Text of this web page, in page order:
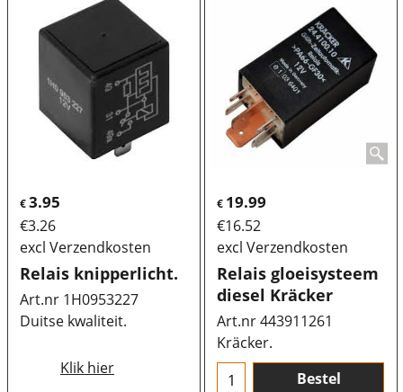
€3.95
€3.26
excl Verzendkosten
Relais knipperlicht.
Art.nr 1H0953227
Duitse kwaliteit.
Klik hier
€ 19.99
€16.52
excl Verzendkosten
Relais gloeisysteem
diesel Kräcker
Art.nr 443911261
Kräcker.
Bestel